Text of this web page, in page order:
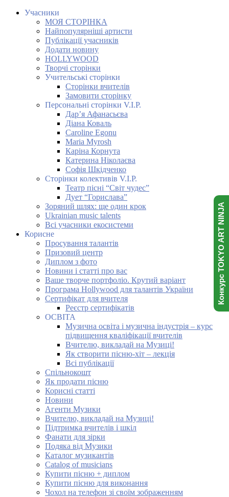
Учасники
МОЯ СТОРІНКА
Найпопулярніші артисти
Публікації учасників
Додати новину
HOLLYWOOD
Творчі сторінки
Учительські сторінки
Сторінки вчителів
Замовити сторінку
Персональні сторінки V.I.P.
Дар’я Афанасьєва
Діана Коваль
Caroline Egonu
Maria Myrosh
Каріна Корнута
Катерина Ніколаєва
Софія Шкідченко
Сторінки колективів V.I.P.
Театр пісні “Світ чудес”
Дует “Горислава”
Зоряний шлях: ще один крок
Ukrainian music talents
Всі учасники екосистеми
Корисне
Просування талантів
Призовий центр
Диплом з фото
Новини і статті про вас
Ваше творче портфоліо. Крутий варіант
Програма Hollywood для талантів України
Сертифікат для вчителя
Реєстр сертифікатів
ОСВІТА
Музична освіта і музична індустрія – курс
підвищення кваліфікації вчителів
Вчителю, викладай на Музиці!
Як створити пісню-хіт – лекція
Всі публікації
Спільнокошт
Як продати пісню
Корисні статті
Новини
Агенти Музики
Вчителю, викладай на Музиці!
Підтримка вчителів і шкіл
Фанати для зірки
Подяка від Музики
Каталог музикантів
Catalog of musicians
Купити пісню + диплом
Купити пісню для виконання
Чохол на телефон зі своїм зображенням
Конкурс TOKYO ART NINJA